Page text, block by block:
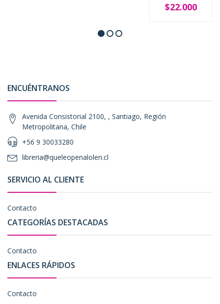
$22.000
ENCUÉNTRANOS
Avenida Consistorial 2100, , Santiago, Región
Metropolitana, Chile
+56 9 30033280
libreria@queleopenalolen.cl
SERVICIO AL CLIENTE
Contacto
CATEGORÍAS DESTACADAS
Contacto
ENLACES RÁPIDOS
Contacto